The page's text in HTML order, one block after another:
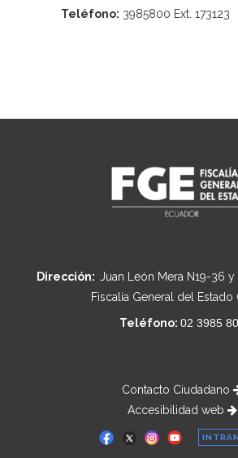
Teléfono: 3985800 Ext. 173123
Dirección: Juan León Mera N19-36 y
Fiscalía General del Estado
Teléfono: 02 3985
Contacto Ciudadano
Accesibilidad web